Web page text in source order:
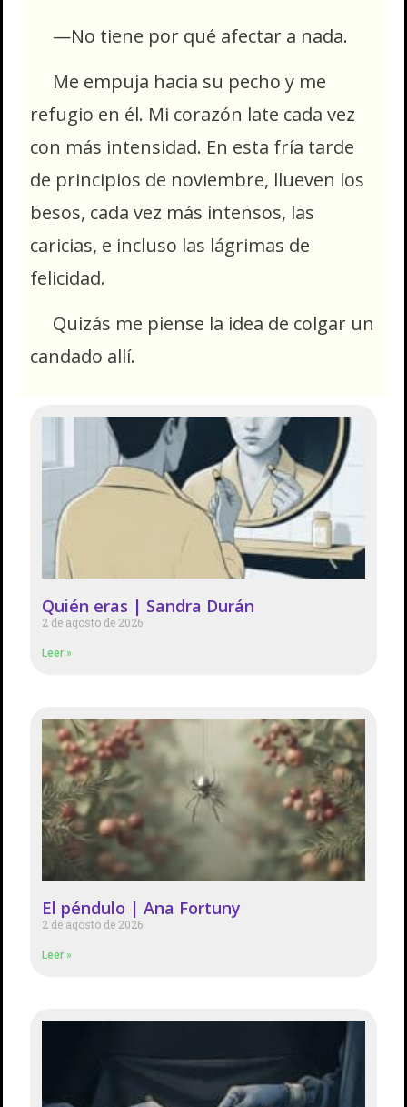
—No tiene por qué afectar a nada.
Me empuja hacia su pecho y me
refugio en él. Mi corazón late cada vez
con más intensidad. En esta fría tarde
de principios de noviembre, llueven los
besos, cada vez más intensos, las
caricias, e incluso las lágrimas de
felicidad.
Quizás me piense la idea de colgar un
candado allí.
Quién eras | Sandra Durán
2 de agosto de 2026
Leer »
El péndulo | Ana Fortuny
2 de agosto de 2026
Leer »